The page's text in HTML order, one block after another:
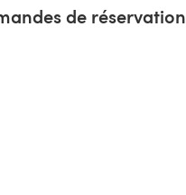
de réservation